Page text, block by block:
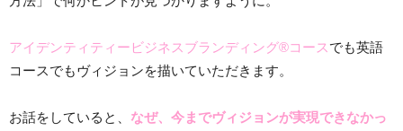
アイデンティティービジネスブランディング®コースでも英語
コースでもヴィジョンを描いていただきます。
お話をしていると、 なぜ、今までヴィジョンが実現できなかっ